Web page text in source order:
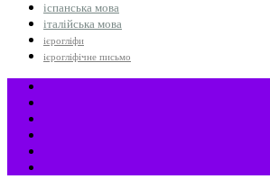
іспанська мова
італійська мова
ієрогліфи
ієрогліфічне письмо